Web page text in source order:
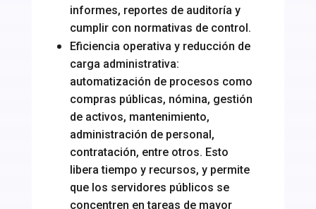
informes, reportes de auditoría y
cumplir con normativas de control.
Eficiencia operativa y reducción de
carga administrativa:
automatización de procesos como
compras públicas, nómina, gestión
de activos, mantenimiento,
administración de personal,
contratación, entre otros. Esto
libera tiempo y recursos, y permite
que los servidores públicos se
concentren en tareas de mayor